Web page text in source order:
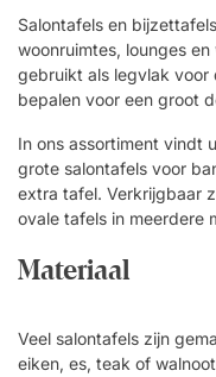
Salontafels en
woonruimtes, lounges
gebruikt als legvlak
bepalen voor een groot
In ons assortiment vindt
grote salontafels voor
extra tafel. Verkrijgbaar
ovale tafels in meerdere
Materiaal
Veel salontafels zijn
eiken, es, teak of